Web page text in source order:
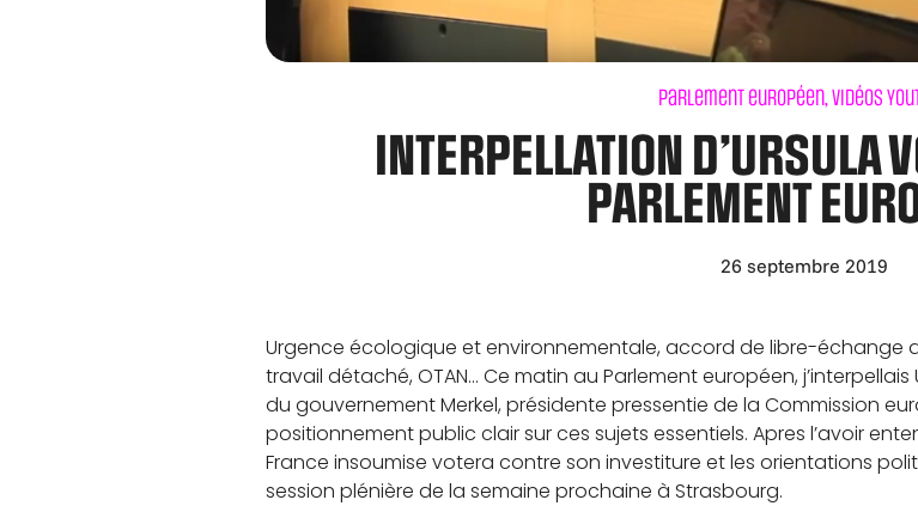
Parlement européen,Vidéos
INTERPELLATION D’URSULA
PARLEMENT
26 septembre 2019
Urgence écologique et environnementale, accord de libre-échange
travail détaché, OTAN… Ce matin au Parlement européen,
du gouvernement Merkel, présidente pressentie de la Commission
positionnement public clair sur ces sujets essentiels. Apres l’avoir
France insoumise votera contre son investiture et les orientations
session plénière de la semaine prochaine à Strasbourg.